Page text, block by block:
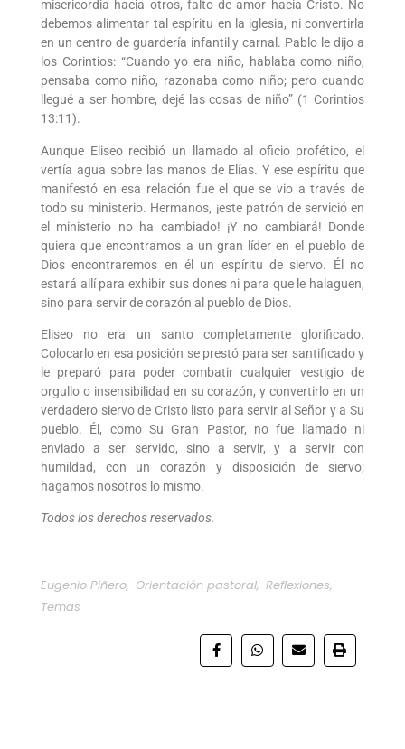
misericordia hacia otros, falto de amor hacia Cristo. No
debemos alimentar tal espíritu en la iglesia, ni convertirla
en un centro de guardería infantil y carnal. Pablo le dijo a
los Corintios: “Cuando yo era niño, hablaba como niño,
pensaba como niño, razonaba como niño; pero cuando
llegué a ser hombre, dejé las cosas de niño” (1 Corintios
13:11).
Aunque Eliseo recibió un llamado al oficio profético, el
vertía agua sobre las manos de Elías. Y ese espíritu que
manifestó en esa relación fue el que se vio a través de
todo su ministerio. Hermanos, ¡este patrón de servició en
el ministerio no ha cambiado! ¡Y no cambiará! Donde
quiera que encontramos a un gran líder en el pueblo de
Dios encontraremos en él un espíritu de siervo. Él no
estará allí para exhibir sus dones ni para que le halaguen,
sino para servir de corazón al pueblo de Dios.
Eliseo no era un santo completamente glorificado.
Colocarlo en esa posición se prestó para ser santificado y
le preparó para poder combatir cualquier vestigio de
orgullo o insensibilidad en su corazón, y convertirlo en un
verdadero siervo de Cristo listo para servir al Señor y a Su
pueblo. Él, como Su Gran Pastor, no fue llamado ni
enviado a ser servido, sino a servir, y a servir con
humildad, con un corazón y disposición de siervo;
hagamos nosotros lo mismo.
Todos los derechos reservados.
Eugenio Piñero, Orientación pastoral, Reflexiones,
Temas